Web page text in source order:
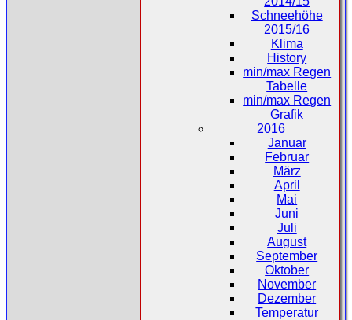
Schneehöhe
2015/16
Klima
History
min/max Regen
Tabelle
min/max Regen
Grafik
2016
Januar
Februar
März
April
Mai
Juni
Juli
August
September
Oktober
November
Dezember
Temperatur